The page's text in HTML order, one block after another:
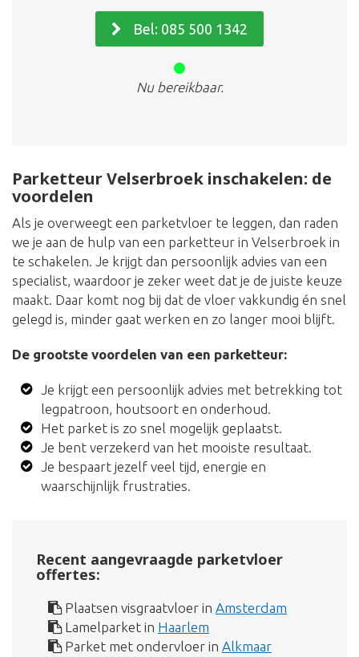
Bel: 085 500 1342
Nu bereikbaar.
Parketteur Velserbroek inschakelen: de
voordelen
Als je overweegt een parketvloer te leggen, dan raden
we je aan de hulp van een parketteur in Velserbroek in
te schakelen. Je krijgt dan persoonlijk advies van een
specialist, waardoor je zeker weet dat je de juiste keuze
maakt. Daar komt nog bij dat de vloer vakkundig én snel
gelegd is, minder gaat werken en zo langer mooi blijft.
De grootste voordelen van een parketteur:
Je krijgt een persoonlijk advies met betrekking tot
legpatroon, houtsoort en onderhoud.
Het parket is zo snel mogelijk geplaatst.
Je bent verzekerd van het mooiste resultaat.
Je bespaart jezelf veel tijd, energie en
waarschijnlijk frustraties.
Recent aangevraagde parketvloer
offertes:
Plaatsen visgraatvloer in Amsterdam
Lamelparket in Haarlem
Parket met ondervloer in Alkmaar